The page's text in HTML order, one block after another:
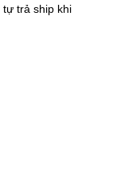
trả ship khi